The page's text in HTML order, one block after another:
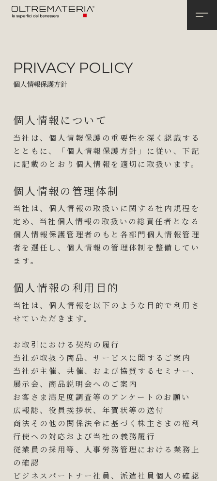
PRIVACY POLICY
個人情報保護方針
個人情報について
当社は、個人情報保護の重要性を深く認識する
とともに、「個人情報保護方針」に従い、下記
に記載のとおり個人情報を適切に取扱います。
個人情報の管理体制
当社は、個人情報の取扱いに関する社内規程を
定め、当社個人情報の取扱いの総責任者となる
個人情報保護管理者のもと各部門個人情報管理
者を選任し、個人情報の管理体制を整備してい
ます。
個人情報の利用目的
当社は、個人情報を以下のような目的で利用さ
せていただきます。
お取引における契約の履行
当社が取扱う商品、サービスに関するご案内
当社が主催、共催、および協賛するセミナー、
展示会、商品説明会へのご案内
お客さま満足度調査等のアンケートのお願い
広報誌、役員挨拶状、年賀状等の送付
商法その他の関係法令に基づく株主さまの権利
行使への対応および当社の義務履行
従業員の採用等、人事労務管理における業務上
の確認
ビジネスパートナー社員、派遣社員個人の確認